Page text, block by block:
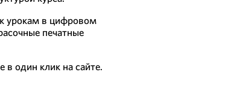
урокам в цифровом
печатные
в один клик на сайте.